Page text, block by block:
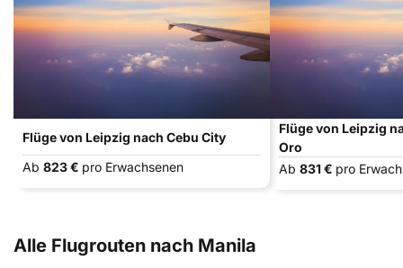
Flüge von Leipzig nach Cebu City
Ab 823 € pro Erwachsenen
Flüge von Leipzig
Oro
Ab 831 € pro
Alle Flugrouten nach Manila